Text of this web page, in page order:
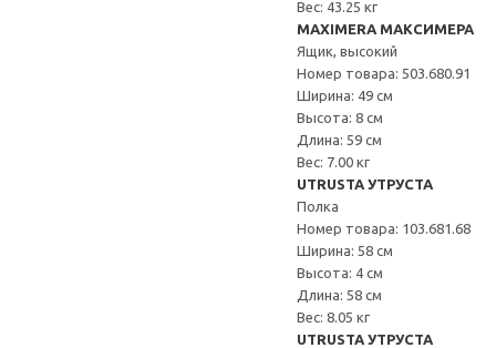
Вес: 43.25 кг
MAXIMERA МАКСИМЕРА
Ящик, высокий
Номер товара: 503.680.91
Ширина: 49 см
Высота: 8 см
Длина: 59 см
Вес: 7.00 кг
UTRUSTA УТРУСТА
Полка
Номер товара: 103.681.68
Ширина: 58 см
Высота: 4 см
Длина: 58 см
Вес: 8.05 кг
UTRUSTA УТРУСТА